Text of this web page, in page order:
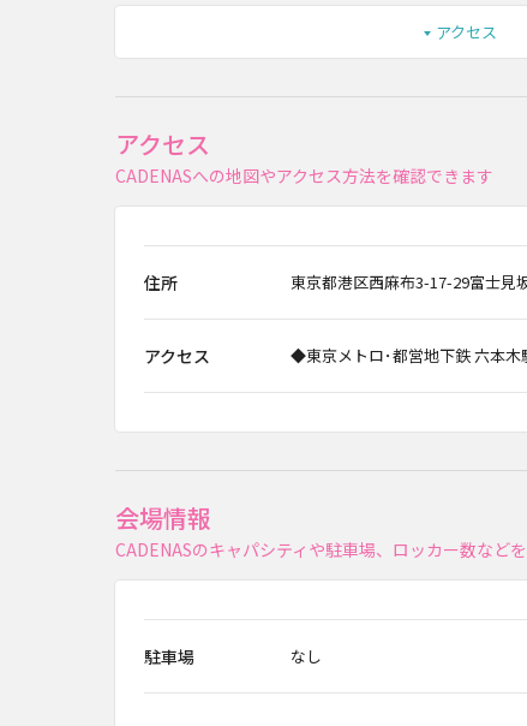
アクセス
アクセス
CADENASへの地図やアクセス方法を確認できます
住所 東京都港区西麻布3-17-29富士見
アクセス ◆東京メトロ･都営地下鉄 六本
会場情報
CADENASのキャパシティや駐車場、ロッカー数など
駐車場 なし